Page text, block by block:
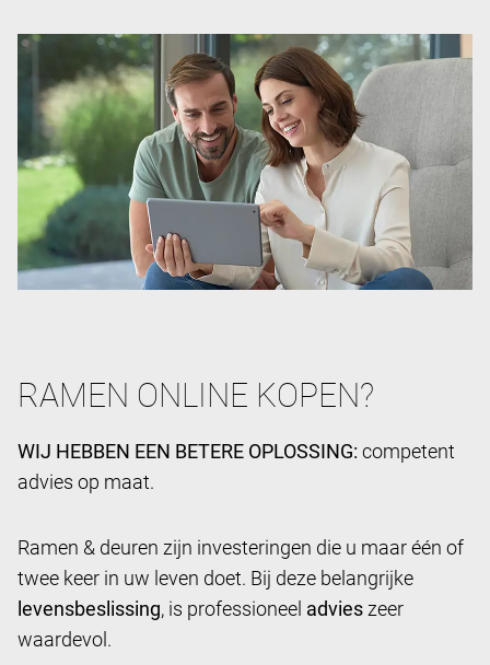
RAMEN ONLINE KOPEN?
WIJ HEBBEN EEN BETERE OPLOSSING: competent
advies op maat.
Ramen & deuren zijn investeringen die u maar één of
twee keer in uw leven doet. Bij deze belangrijke
levensbeslissing, is professioneel advies zeer
waardevol.